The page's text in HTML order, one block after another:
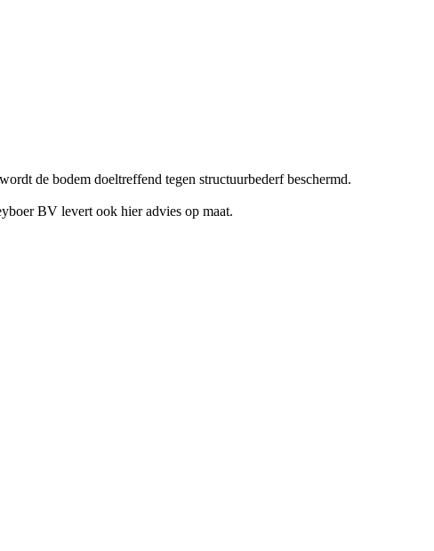
de bodem doeltreffend tegen structuurbederf beschermd.
BV levert ook hier advies op maat.